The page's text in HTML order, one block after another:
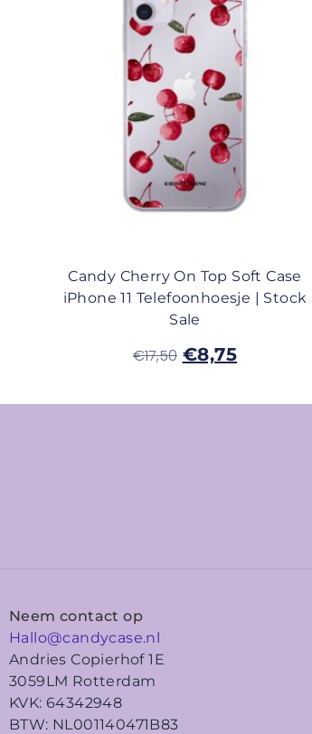
Candy Cherry On Top Soft Case
iPhone 11 Telefoonhoesje | Stock
Sale
€17,50 €8,75
Neem contact op
Hallo@candycase.nl
Andries Copierhof 1E
3059LM Rotterdam
KVK: 64342948
BTW: NL001140471B83